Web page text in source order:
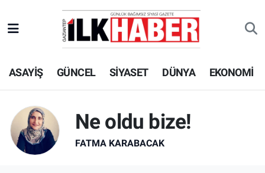
ASAYİŞ GÜNCEL SİYASET DÜNYA EKONOMİ
Ne oldu bize!
FATMA KARABACAK
EKONOMİ
SİYASET
SAĞLIK
SPOR
Beyoğlu Hava Durumu
Beyoğlu Trafik Yoğunluk Haritası
Süper Lig Puan Durumu ve Fikstür
Tüm Manşetler